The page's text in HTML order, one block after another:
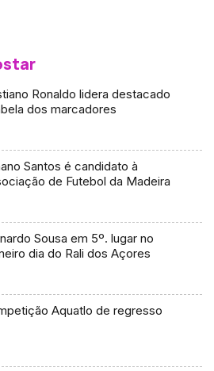
Ronaldo lidera destacado
dos marcadores
Santos é candidato à
de Futebol da Madeira
Sousa em 5º. lugar no
dia do Rali dos Açores
Aquatlo de regresso